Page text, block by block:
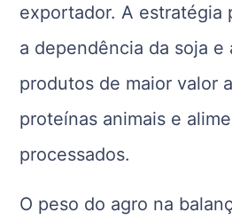
exportador. A estratégia
a dependência da soja e
produtos de maior valor
proteínas animais e
processados.
O peso do agro na